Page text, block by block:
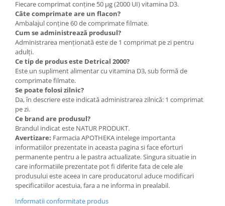
Fiecare comprimat conține 50 µg (2000 UI) vitamina D3.
Câte comprimate are un flacon?
Ambalajul conține 60 de comprimate filmate.
Cum se administrează produsul?
Administrarea menționată este de 1 comprimat pe zi pentru
adulți.
Ce tip de produs este Detrical 2000?
Este un supliment alimentar cu vitamina D3, sub formă de
comprimate filmate.
Se poate folosi zilnic?
Da, în descriere este indicată administrarea zilnică: 1 comprimat
pe zi.
Ce brand are produsul?
Brandul indicat este NATUR PRODUKT.
Avertizare: Farmacia APOTHEKA intelege importanta
informatiilor prezentate in aceasta pagina si face eforturi
permanente pentru a le pastra actualizate. Singura situatie in
care informatiile prezentate pot fi diferite fata de cele ale
produsului este aceea in care producatorul aduce modificari
specificatiilor acestuia, fara a ne informa in prealabil.
Informatii conformitate produs